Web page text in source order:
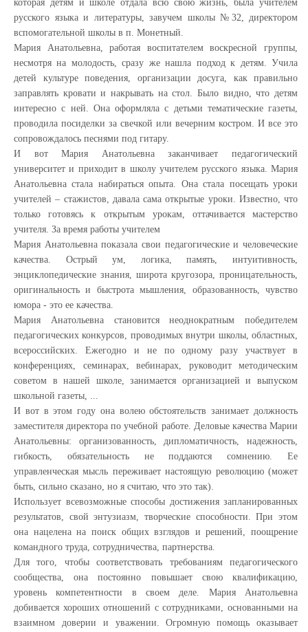
которая детям и школе отдала всю свою жизнь, была учителем
русского языка и литературы, завучем школы №32, директором
вспомогательной школы в п. Монетный.
Мария Анатольевна, работая воспитателем воскресной группы,
несмотря на молодость, сразу же нашла подход к детям. Учила
детей культуре поведения, организации досуга, как правильно
заправлять кровати и накрывать на стол. Было видно, что детям
интересно с ней. Она оформляла с детьми тематические газеты,
проводила посиделки за свечкой или вечерним костром. И все это
сопровождалось песнями под гитару.
И вот Мария Анатольевна заканчивает педагогический
университет и приходит в школу учителем русского языка. Мария
Анатольевна стала набираться опыта. Она стала посещать уроки
учителей – стажистов, давала сама открытые уроки. Известно, что
только готовясь к открытым урокам, оттачивается мастерство
учителя. За время работы учителем
Мария Анатольевна показала свои педагогические и человеческие
качества. Острый ум, логика, память, интуитивность,
энциклопедические знания, широта кругозора, проницательность,
оригинальность и быстрота мышления, образованность, чувство
юмора - это ее качества.
Мария Анатольевна становится неоднократным победителем
педагогических конкурсов, проводимых внутри школы, областных,
всероссийских. Ежегодно и не по одному разу участвует в
конференциях, семинарах, вебинарах, руководит методическим
советом в нашей школе, занимается организацией и выпуском
школьной газеты, ...
И вот в этом году она волею обстоятельств занимает должность
заместителя директора по учебной работе. Деловые качества Марии
Анатольевны: организованность, дипломатичность, надежность,
гибкость, обязательность не поддаются сомнению. Ее
управленческая мысль переживает настоящую революцию (может
быть, сильно сказано, но я считаю, что это так).
Использует всевозможные способы достижения запланированных
результатов, свой энтузиазм, творческие способности. При этом
она нацелена на поиск общих взглядов и решений, поощрение
командного труда, сотрудничества, партнерства.
Для того, чтобы соответствовать требованиям педагогического
сообщества, она постоянно повышает свою квалификацию,
уровень компетентности в своем деле. Мария Анатольевна
добивается хороших отношений с сотрудниками, основанными на
взаимном доверии и уважении. Огромную помощь оказывает